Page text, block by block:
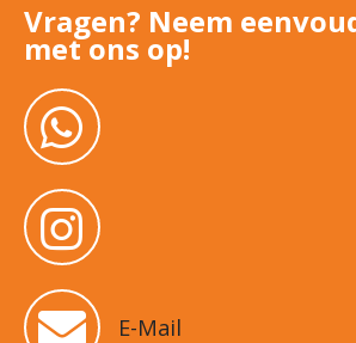
Vragen? Neem
met ons op!
E-Mail